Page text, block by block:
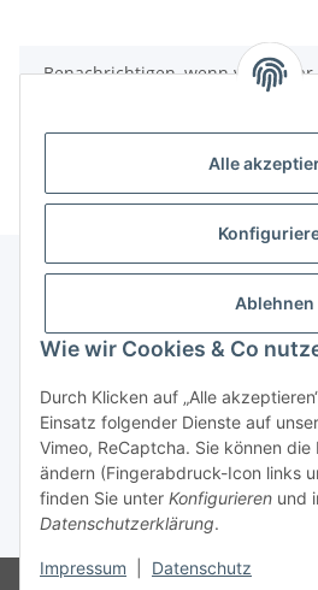
Alle
Ablehnen
Wie wir Cookies & Co
Durch Klicken auf „Alle
Einsatz folgender Dienste auf
Vimeo, ReCaptcha. Sie können
ändern (Fingerabdruck-Icon links
finden Sie unter Konfigurieren und
Datenschutzerklärung.
Impressum Datenschutz
Benachrichtigen, wenn verfügbar
Gesetzliche Informationen
Vertrag
* Alle Preise inkl. gesetzlicher USt., zzgl.